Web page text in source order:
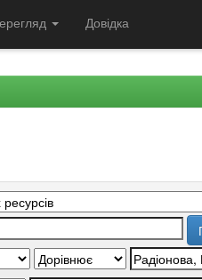
Довідка